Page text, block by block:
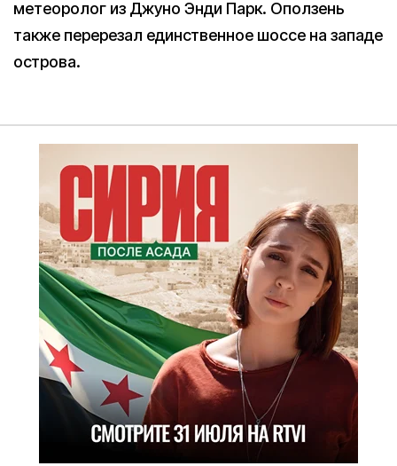
метеоролог из Джуно Энди Парк. Оползень
также перерезал единственное шоссе на западе
острова.